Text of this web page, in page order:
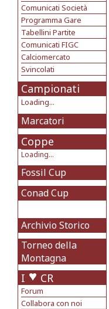
Comunicati Società
Programma Gare
Tabellini Partite
Comunicati FIGC
Calciomercato
Svincolati
Campionati
Loading...
Marcatori
Coppe
Loading...
Fossil Cup
Conad Cup
Archivio Storico
Torneo della
Montagna
I CR
Forum
Collabora con noi